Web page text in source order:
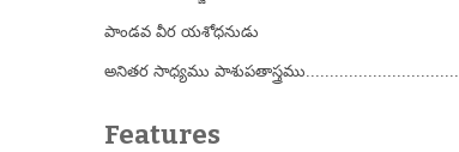
పాండవ వీర యశోధనుడు
అనితర సాధ్యము పాశుపతాస్త్రము................................
Features